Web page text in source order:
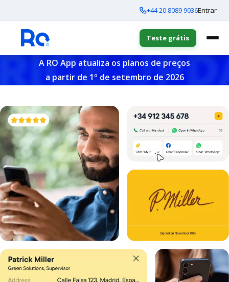
+44 20 8089 9036Entrar
Teste grátis
A RO App atualiza os planos de preços
a partir de 1º de setembro de 2026